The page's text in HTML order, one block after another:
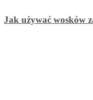
Jak używać wosków